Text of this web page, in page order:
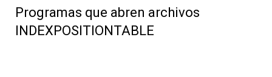
Programas que abren archivos
INDEXPOSITIONTABLE